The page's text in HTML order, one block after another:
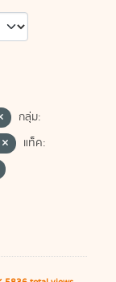
กลุ่ม:
แท็ค: